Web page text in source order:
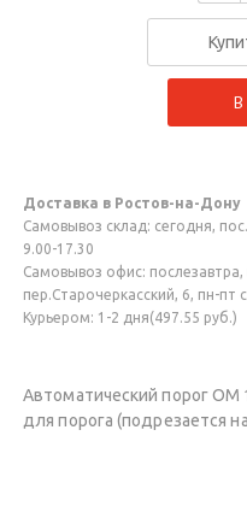
В
Доставка в Ростов-на-Дону
Самовывоз склад: сегодня,
9.00-17.30
Самовывоз офис: послезавтра,
пер.Старочеркасский, 6, пн-пт
Курьером: 1-2 дня(497.55 руб.)
Автоматический порог ОМ
для порога (подрезается